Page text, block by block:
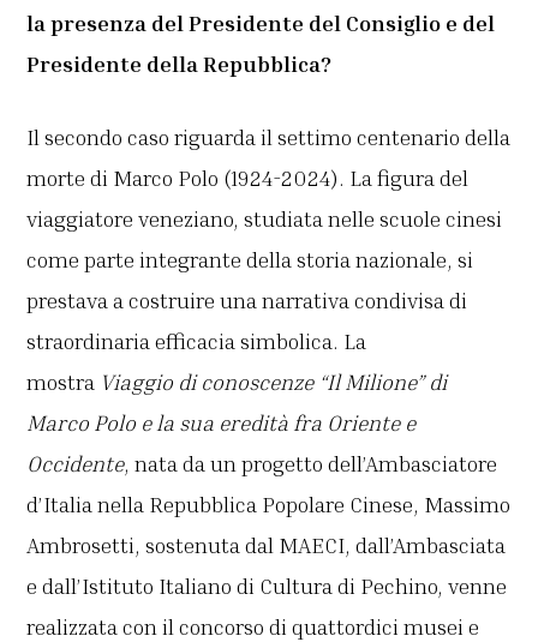
la presenza del Presidente del Consiglio e del
Presidente della Repubblica?
Il secondo caso riguarda il settimo centenario della
morte di Marco Polo (1924-2024). La figura del
viaggiatore veneziano, studiata nelle scuole cinesi
come parte integrante della storia nazionale, si
prestava a costruire una narrativa condivisa di
straordinaria efficacia simbolica. La
mostra Viaggio di conoscenze “Il Milione” di
Marco Polo e la sua eredità fra Oriente e
Occidente, nata da un progetto dell’Ambasciatore
d’Italia nella Repubblica Popolare Cinese, Massimo
Ambrosetti, sostenuta dal MAECI, dall’Ambasciata
e dall’Istituto Italiano di Cultura di Pechino, venne
realizzata con il concorso di quattordici musei e